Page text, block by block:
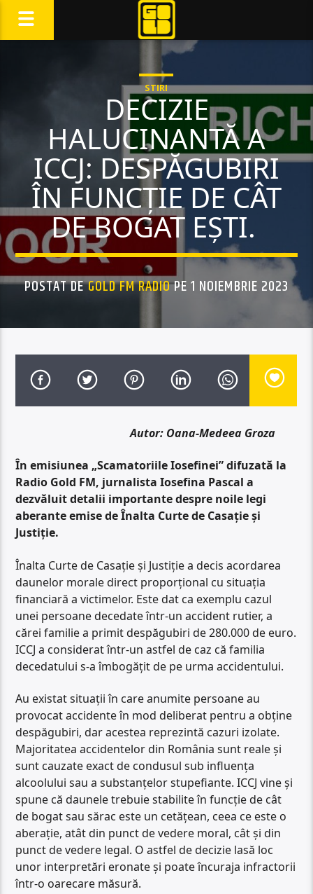
STIRI
DECIZIE
HALUCINANTĂ A
ICCJ: DESPĂGUBIRI
ÎN FUNCȚIE DE CÂT
DE BOGAT EȘTI.
POSTAT DEGOLD FM RADIOPE 1 NOIEMBRIE 2023
Autor: Oana-Medeea Groza
În emisiunea „Scamatoriile Iosefinei” difuzată la
Radio Gold FM, jurnalista Iosefina Pascal a
dezvăluit detalii importante despre noile legi
aberante emise de Înalta Curte de Casație și
Justiție.
Înalta Curte de Casație și Justiție a decis acordarea
daunelor morale direct proporțional cu situația
financiară a victimelor. Este dat ca exemplu cazul
unei persoane decedate într-un accident rutier, a
cărei familie a primit despăgubiri de 280.000 de euro.
ICCJ a considerat într-un astfel de caz că familia
decedatului s-a îmbogățit de pe urma accidentului.
Au existat situații în care anumite persoane au
provocat accidente în mod deliberat pentru a obține
despăgubiri, dar acestea reprezintă cazuri izolate.
Majoritatea accidentelor din România sunt reale și
sunt cauzate exact de condusul sub influența
alcoolului sau a substanțelor stupefiante. ICCJ vine și
spune că daunele trebuie stabilite în funcție de cât
de bogat sau sărac este un cetățean, ceea ce este o
aberație, atât din punct de vedere moral, cât și din
punct de vedere legal. O astfel de decizie lasă loc
unor interpretări eronate și poate încuraja infractorii
într-o oarecare măsură.